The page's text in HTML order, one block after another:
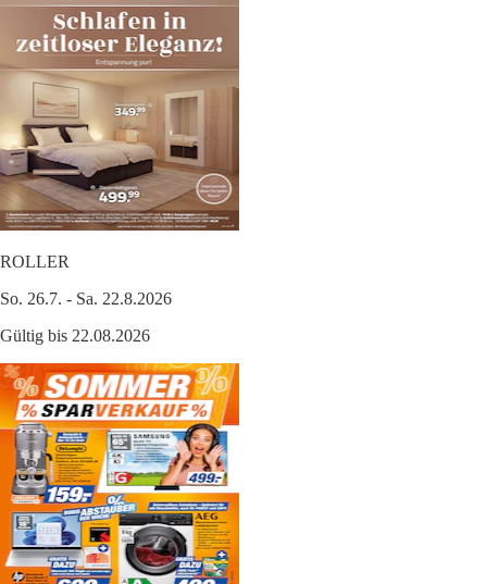
ROLLER
So. 26.7. - Sa. 22.8.2026
Gültig bis 22.08.2026